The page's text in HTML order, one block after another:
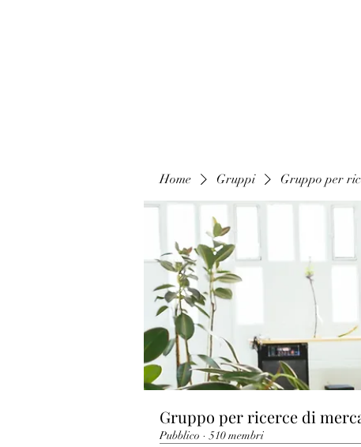
Home Gruppi Gruppo per
Gruppo per ricerce di
Pubblico · 510 membri